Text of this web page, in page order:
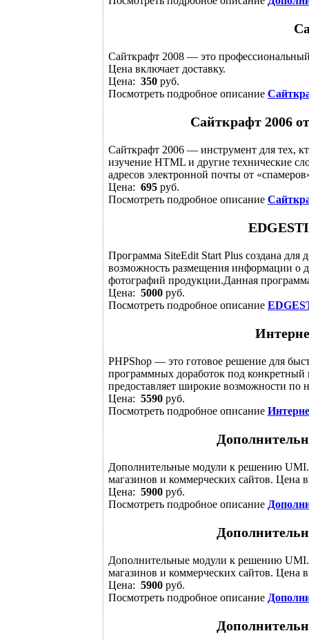
Сайткрафт 2008 — это
Цена включает доставку.
Цена: 350 руб.
Посмотреть подробное описание
Сайткрафт 2006
Сайткрафт 2006 — инструмент для тех,
изучение HTML и другие технические
адресов электронной почты от
Цена: 695 руб.
Посмотреть подробное описание
Программа SiteEdit Start Plus создана
возможность размещения информации о
фотографий продукции.Данная
Цена: 5000 руб.
Посмотреть подробное описание
PHPShop — это готовое решение для
программных доработок под конкретный
предоставляет широкие возможности по
Цена: 5590 руб.
Посмотреть подробное описание
Дополнительные модули к решению
магазинов и коммерческих сайтов. Цена
Цена: 5900 руб.
Посмотреть подробное описание
Дополнительные модули к решению
магазинов и коммерческих сайтов. Цена
Цена: 5900 руб.
Посмотреть подробное описание